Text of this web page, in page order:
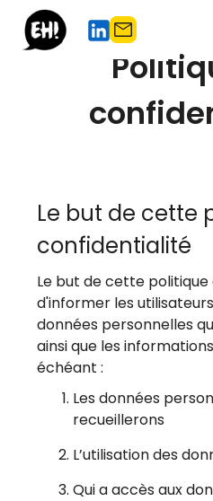
Le but de cette
confidentialité
Le but de cette
d'informer les
données personnelles
ainsi que les
échéant :
Les données
recueillerons
L’utilisation des
Qui a accès aux